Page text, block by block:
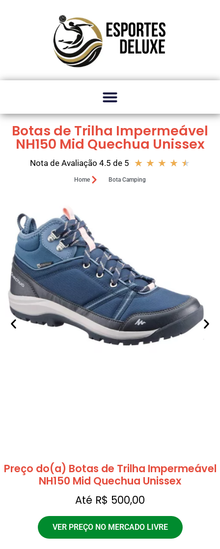
Botas de Trilha Impermeável
NH150 Mid Quechua Unissex
Nota de Avaliação 4.5 de 5 ★ ★ ★ ★ ★
Home Bota Camping
Preço do(a) Botas de Trilha Impermeável
NH150 Mid Quechua Unissex
Até R$ 500,00
VER PREÇO NO MERCADO LIVRE